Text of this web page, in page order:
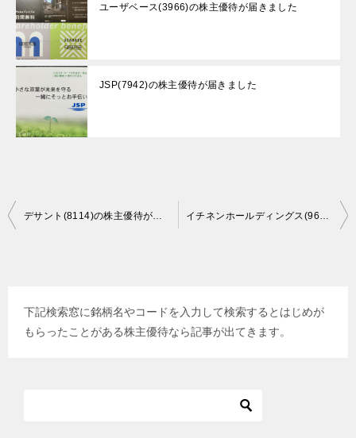
ユーザベース(3966)の株主優待が届きました
JSP(7942)の株主優待が届きました
投
デサント(8114)の株主優待が届きました イチネンホールディングス(9619)の株主優待が届きました
下記検索窓に銘柄名やコードを入力して検索するとはじめが
もらったことがある株主優待なら記事が出てきます。